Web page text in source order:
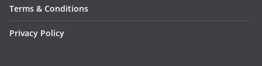
Terms & Conditions
Privacy Policy